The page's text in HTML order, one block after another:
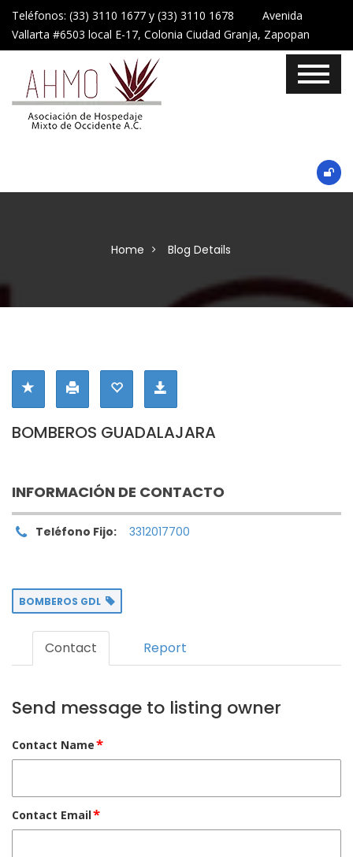
Teléfonos: (33) 3110 1677 y (33) 3110 1678 Avenida
Vallarta #6503 local E-17, Colonia Ciudad Granja, Zapopan
Home Blog Details
BOMBEROS GUADALAJARA
INFORMACIÓN DE CONTACTO
Teléfono Fijo: 3312017700
BOMBEROS GDL
Contact Report
Send message to listing owner
Contact Name*
Contact Email*